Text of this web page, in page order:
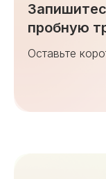
пробную
Оставьте